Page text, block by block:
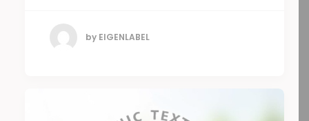
by EIGENLABEL